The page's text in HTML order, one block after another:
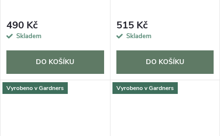
490 Kč
Skladem
DO KOŠÍKU
515 Kč
Skladem
DO KOŠÍKU
Vyrobeno v Gardners Vyrobeno v Gardners